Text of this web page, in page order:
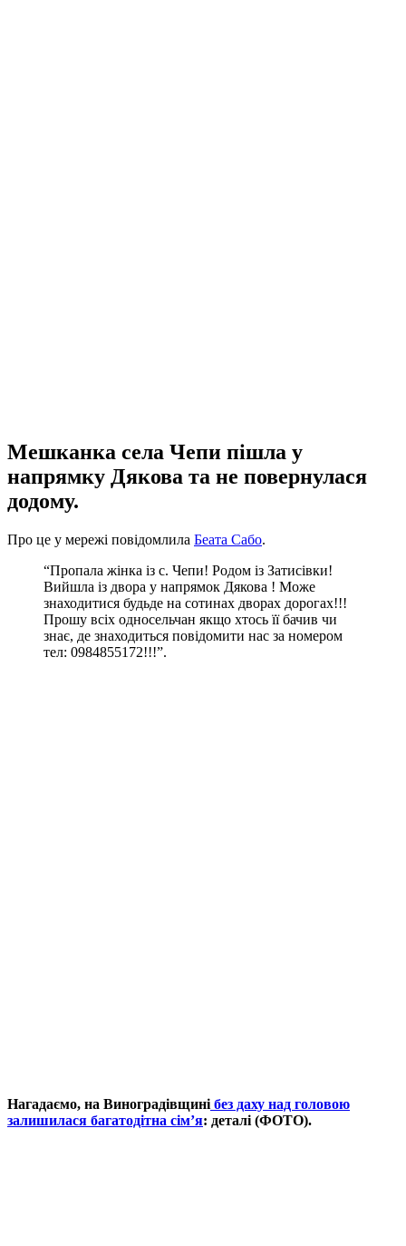
Мешканка села Чепи пішла у
напрямку Дякова та не повернулася
додому.
Про це у мережі повідомлила Беата Сабо.
“Пропала жiнка iз с. Чепи! Родом iз Затисiвки!
Вийшла iз двора у напрямок Дякова ! Може
знаходитися будьде на сотинах дворах дорогах!!!
Прошу всiх односельчан якщо хтось її бачив чи
знає, де знаходиться повiдомити нас за номером
тел: 0984855172!!!”.
Нагадаємо, на Виноградівщині без даху над головою
залишилася багатодітна сім’я: деталі (ФОТО).